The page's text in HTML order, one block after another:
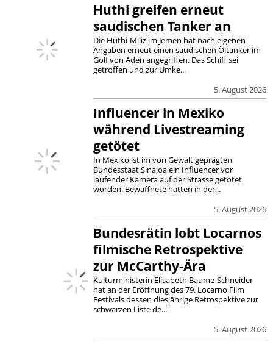
Huthi greifen erneut
saudischen Tanker an
5. August 2026
Die Huthi-Miliz im Jemen hat nach eigenen
Angaben erneut einen saudischen Öltanker im
Golf von Aden angegriffen. Das Schiff sei
getroffen und zur Umke...
Influencer in Mexiko
während Livestreaming
getötet
5. August 2026
In Mexiko ist im von Gewalt geprägten
Bundesstaat Sinaloa ein Influencer vor
laufender Kamera auf der Strasse getötet
worden. Bewaffnete hätten in der...
Bundesrätin lobt Locarnos
filmische Retrospektive
zur McCarthy-Ära
5. August 2026
Kulturministerin Elisabeth Baume-Schneider
hat an der Eröffnung des 79. Locarno Film
Festivals dessen diesjährige Retrospektive zur
schwarzen Liste de...